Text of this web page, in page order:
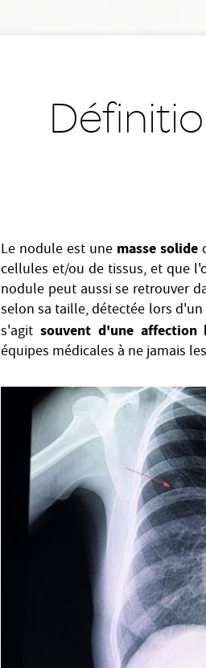
Le nodule est une masse solide
cellules et/ou de tissus, et que
nodule peut aussi se retrouver
selon sa taille, détectée lors
s'agit souvent d'une affection
équipes médicales à ne jamais